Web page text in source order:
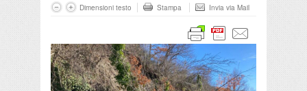
Dimensioni testo Stampa Invia via Mail